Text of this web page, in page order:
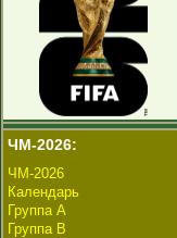
ЧМ-2026:
ЧМ-2026
Календарь
Группа А
Группа B